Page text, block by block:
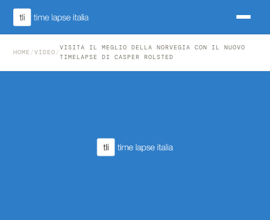
HOME /VIDEO /
VISITA IL MEGLIO DELLA NORVEGIA CON IL NUOVO
TIMELAPSE DI CASPER ROLSTED